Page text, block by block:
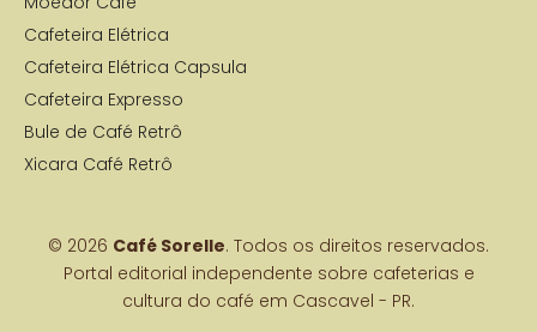
Cafeteira Elétrica
Cafeteira Elétrica Capsula
Cafeteira Expresso
Bule de Café Retrô
Xicara Café Retrô
© 2026 Café Sorelle. Todos os direitos reservados.
Portal editorial independente sobre cafeterias e
cultura do café em Cascavel - PR.